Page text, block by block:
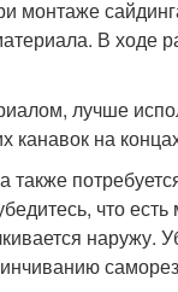
монтаже
В ходе
лучше
на
что
наружу.